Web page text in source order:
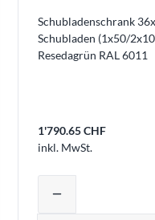
Schubladenschrank
Schubladen (1x50/
Resedagrün RAL 6011
1'790.65 CHF
inkl. MwSt.
remove